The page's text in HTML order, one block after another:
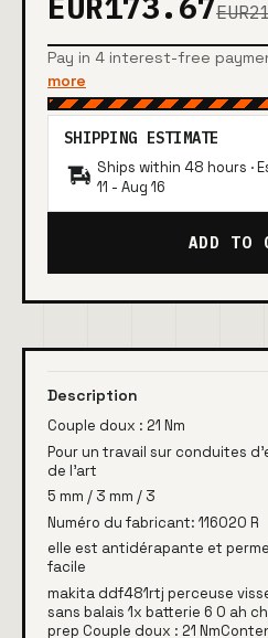
Pay in 4 interest-free
more
SHIPPING ESTIMATE
Ships within 48 hours ·
11 - Aug 16
ADD TO
Description
Couple doux : 21 Nm
Pour un travail sur conduites
de l'art
5 mm / 3 mm / 3
Numéro du fabricant: 116020 R
elle est antidérapante et
facile
makita ddf481rtj perceuse
sans balais 1x batterie 6 0 ah
prep Couple doux : 21